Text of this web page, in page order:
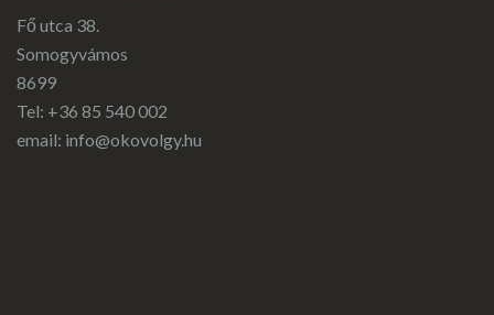
Fő utca 38.
Somogyvámos
8699
Tel: +36 85 540 002
email: info@okovolgy.hu